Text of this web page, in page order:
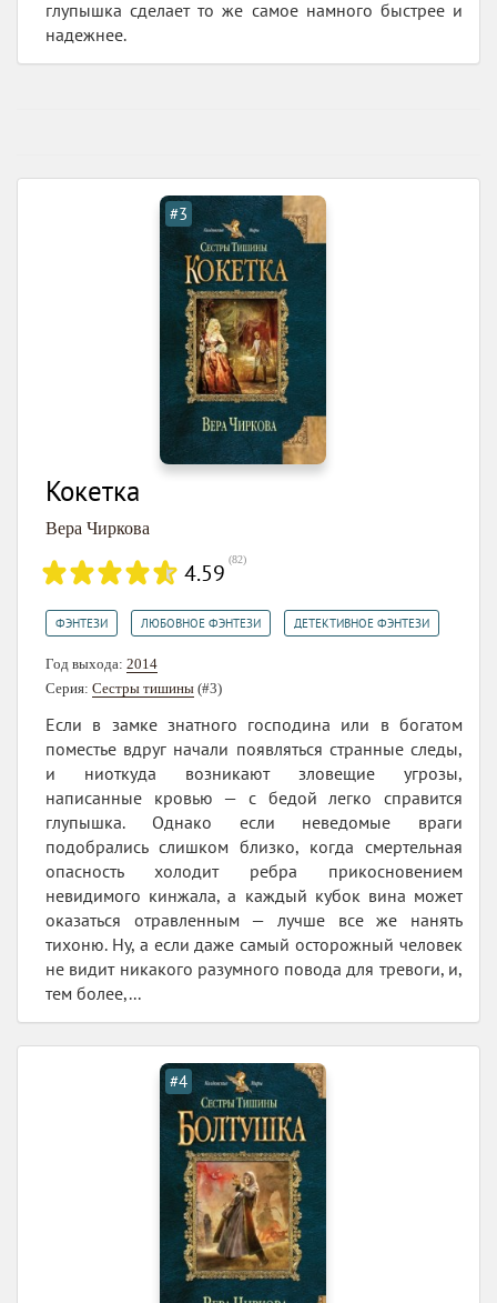
глупышка сделает то же самое намного быстрее и
надежнее.
#3
Кокетка
Вера Чиркова
4.59 (82)
ФЭНТЕЗИ ЛЮБОВНОЕ ФЭНТЕЗИ ДЕТЕКТИВНОЕ ФЭНТЕЗИ
Год выхода: 2014
Серия: Сестры тишины (#3)
Если в замке знатного господина или в богатом
поместье вдруг начали появляться странные следы,
и ниоткуда возникают зловещие угрозы,
написанные кровью — с бедой легко справится
глупышка. Однако если неведомые враги
подобрались слишком близко, когда смертельная
опасность холодит ребра прикосновением
невидимого кинжала, а каждый кубок вина может
оказаться отравленным — лучше все же нанять
тихоню. Ну, а если даже самый осторожный человек
не видит никакого разумного повода для тревоги, и,
тем более,...
#4